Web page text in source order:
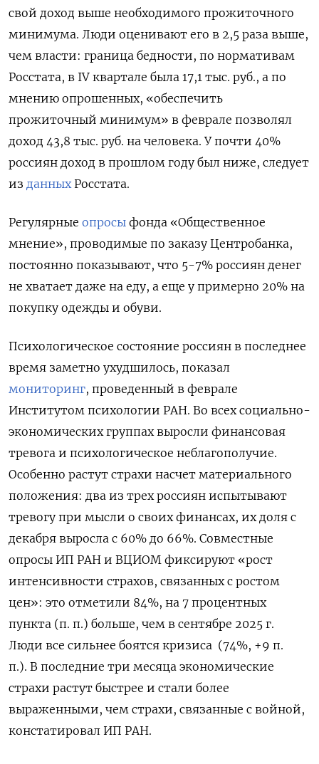
свой доход выше необходимого прожиточного
минимума. Люди оценивают его в 2,5 раза выше,
чем власти: граница бедности, по нормативам
Росстата, в IV квартале была 17,1 тыс. руб., а по
мнению опрошенных, «обеспечить
прожиточный минимум» в феврале позволял
доход 43,8 тыс. руб. на человека. У почти 40%
россиян доход в прошлом году был ниже, следует
из данныхРосстата.
Регулярные опросы фонда «Общественное
мнение», проводимые по заказу Центробанка,
постоянно показывают, что 5-7% россиян денег
не хватает даже на еду, а еще у примерно 20% на
покупку одежды и обуви.
Психологическое состояние россиян в последнее
время заметно ухудшилось, показал
мониторинг, проведенный в феврале
Институтом психологии РАН. Во всех социально-
экономических группах выросли финансовая
тревога и психологическое неблагополучие.
Особенно растут страхи насчет материального
положения: два из трех россиян испытывают
тревогу при мысли о своих финансах, их доля с
декабря выросла с 60% до 66%. Совместные
опросы ИП РАН и ВЦИОМ фиксируют «рост
интенсивности страхов, связанных с ростом
цен»: это отметили 84%, на 7 процентных
пункта (п. п.) больше, чем в сентябре 2025 г.
Люди все сильнее боятся кризиса (74%, +9 п.
п.). В последние три месяца экономические
страхи растут быстрее и стали более
выраженными, чем страхи, связанные с войной,
констатировал ИП РАН.